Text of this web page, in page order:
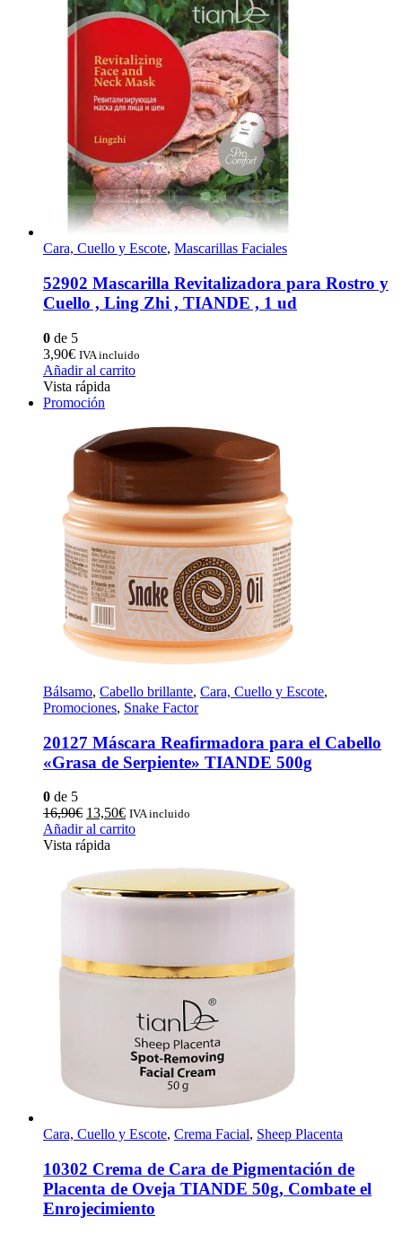
Cara, Cuello y Escote, Mascarillas Faciales
52902 Mascarilla Revitalizadora para Rostro y
Cuello , Ling Zhi , TIANDE , 1 ud
0 de 5
3,90€ IVA incluido
Añadir al carrito
Vista rápida
Promoción
Bálsamo, Cabello brillante, Cara, Cuello y Escote,
Promociones, Snake Factor
20127 Máscara Reafirmadora para el Cabello
«Grasa de Serpiente» TIANDE 500g
0 de 5
16,90€ El
precio
original
16,90€.
13,50€El
precio
13,50€.
IVA incluido
Añadir al carrito
Vista rápida
Cara, Cuello y Escote, Crema Facial, Sheep Placenta
10302 Crema de Cara de Pigmentación de
Placenta de Oveja TIANDE 50g, Combate el
Enrojecimiento